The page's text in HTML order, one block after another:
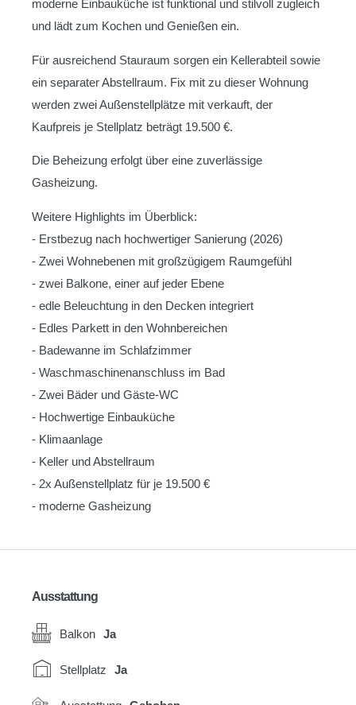
moderne Einbauküche ist funktional und stilvoll zugleich
und lädt zum Kochen und Genießen ein.
Für ausreichend Stauraum sorgen ein Kellerabteil sowie
ein separater Abstellraum. Fix mit zu dieser Wohnung
werden zwei Außenstellplätze mit verkauft, der
Kaufpreis je Stellplatz beträgt 19.500 €.
Die Beheizung erfolgt über eine zuverlässige
Gasheizung.
Weitere Highlights im Überblick:
- Erstbezug nach hochwertiger Sanierung (2026)
- Zwei Wohnebenen mit großzügigem Raumgefühl
- zwei Balkone, einer auf jeder Ebene
- edle Beleuchtung in den Decken integriert
- Edles Parkett in den Wohnbereichen
- Badewanne im Schlafzimmer
- Waschmaschinenanschluss im Bad
- Zwei Bäder und Gäste-WC
- Hochwertige Einbauküche
- Klimaanlage
- Keller und Abstellraum
- 2x Außenstellplatz für je 19.500 €
- moderne Gasheizung
Ausstattung
Balkon Ja
Stellplatz Ja